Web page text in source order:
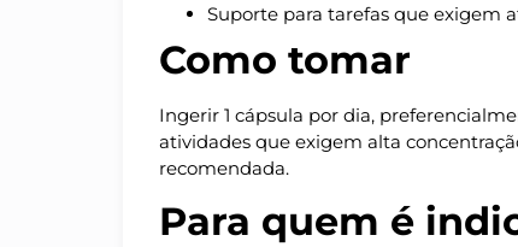
Suporte para tarefas que exigem
Como tomar
Ingerir 1 cápsula por dia,
atividades que exigem alta
recomendada.
Para quem é